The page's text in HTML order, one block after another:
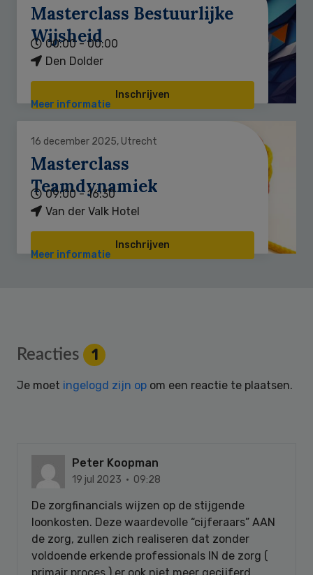
Masterclass Bestuurlijke
Wijsheid
00:00 - 00:00
Den Dolder
Inschrijven
Meer informatie
16 december 2025, Utrecht
Masterclass
Teamdynamiek
09:00 - 16:30
Van der Valk Hotel
Inschrijven
Meer informatie
Reader
Interactions
Reacties 1
Je moet ingelogd zijn op om een reactie te plaatsen.
Peter Koopman
19 jul 2023 · 09:28
De zorgfinancials wijzen op de stijgende
loonkosten. Deze waardevolle “cijferaars” AAN
de zorg, zullen zich realiseren dat zonder
voldoende erkende professionals IN de zorg (